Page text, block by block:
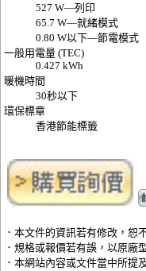
527 W—列印
65.7 W—就緒模式
0.80 W以下—節電模式
一般用電量 (TEC)
0.427 kWh
暖機時間
30秒以下
環保標章
香港節能標籤
．本文件的資訊若有修改，恕
．規格或報價若有誤，以原廠
．本網站內容或文件當中所提